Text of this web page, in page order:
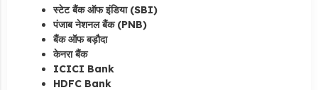
स्टेट बैंक ऑफ इंडिया (SBI)
पंजाब नेशनल बैंक (PNB)
बैंक ऑफ बड़ौदा
केनरा बैंक
ICICI Bank
HDFC Bank